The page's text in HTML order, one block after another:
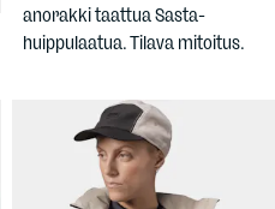
anorakki taattua Sasta-
huippulaatua. Tilava mitoitus.